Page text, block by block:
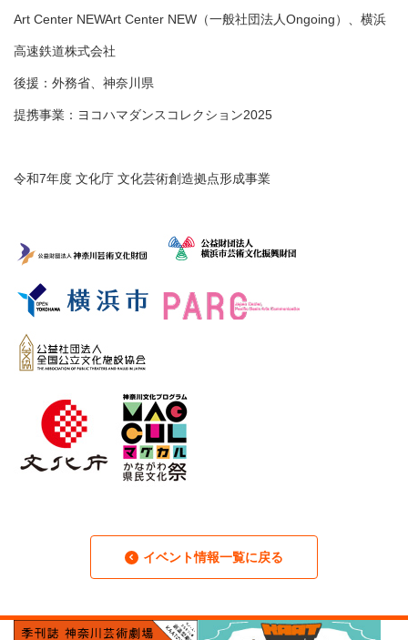
Art Center NEWArt Center NEW（一般社団法人Ongoing）、横浜
高速鉄道株式会社
後援：外務省、神奈川県
提携事業：ヨコハマダンスコレクション2025
令和7年度 文化庁 文化芸術創造拠点形成事業
イベント情報一覧に戻る